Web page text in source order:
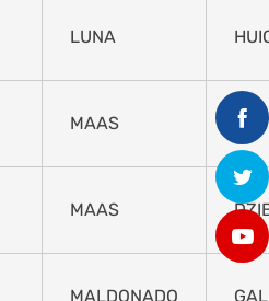
LUNA
MAAS MAY
MAAS
MALDONADO